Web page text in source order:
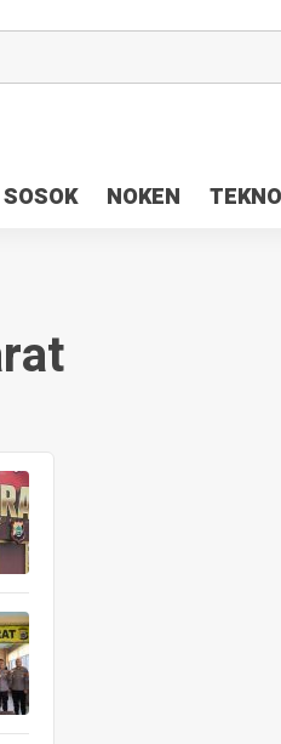
SOSOK NOKEN TEKNO
Deklarasi Pemilu Ceria Tanah Papua
Deposit Kas Daerah Rp23 Miliar